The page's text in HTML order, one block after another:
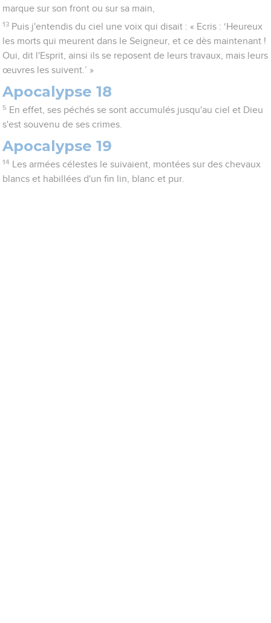
marque sur son front ou sur sa main,
13 Puis j'entendis du ciel une voix qui disait : « Ecris : ‘Heureux
les morts qui meurent dans le Seigneur, et ce dès maintenant !
Oui, dit l'Esprit, ainsi ils se reposent de leurs travaux, mais leurs
œuvres les suivent.’ »
Apocalypse 18
5 En effet, ses péchés se sont accumulés jusqu'au ciel et Dieu
s'est souvenu de ses crimes.
Apocalypse 19
14
Les armées célestes le suivaient, montées sur des chevaux
blancs et habillées d'un fin lin, blanc et pur.